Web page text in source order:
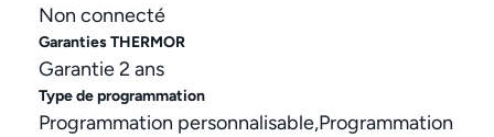
Non connecté
Garanties THERMOR
Garantie 2 ans
Type de programmation
Programmation personnalisable,Programmation